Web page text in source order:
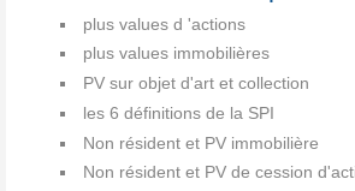
plus values d 'actions
plus values immobilières
PV sur objet d'art et collection
les 6 définitions de la SPI
Non résident et PV immobilière
Non résident et PV de cession